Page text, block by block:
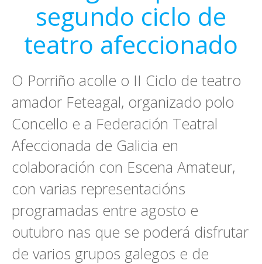
segundo ciclo de
teatro afeccionado
O Porriño acolle o II Ciclo de teatro
amador Feteagal, organizado polo
Concello e a Federación Teatral
Afeccionada de Galicia en
colaboración con Escena Amateur,
con varias representacións
programadas entre agosto e
outubro nas que se poderá disfrutar
de varios grupos galegos e de